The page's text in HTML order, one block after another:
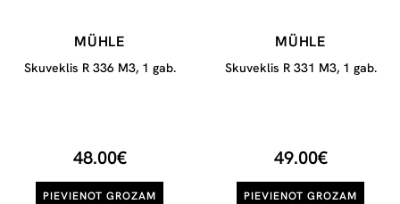
MÜHLE
Skuveklis R 336 M3, 1 gab.
48.00€
PIEVIENOT GROZAM
MÜHLE
Skuveklis R 331 M3, 1 gab.
49.00€
PIEVIENOT GROZAM